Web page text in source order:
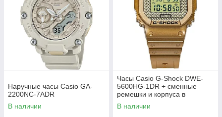
Наручные часы Casio GA-
2200NC-7ADR
В наличии
Часы Casio G-Shock DWE-
5600HG-1DR + сменные
ремешки и корпуса в
комплекте. Лимитированная
серия.
В наличии